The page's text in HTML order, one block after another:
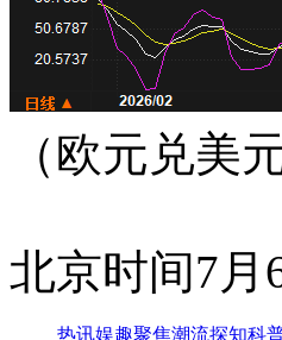
（欧元兑美
北京时间7月
热讯娱趣聚焦潮流探知科